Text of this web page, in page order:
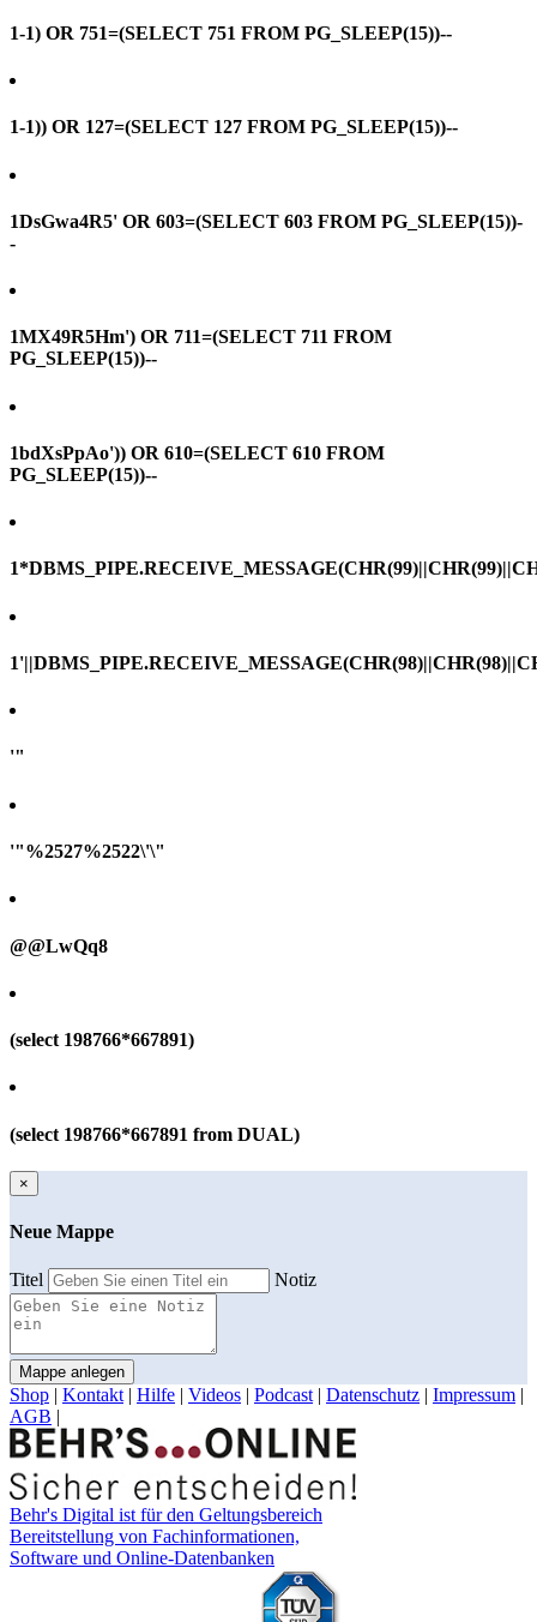
1-1) OR 751=(SELECT 751 FROM PG_SLEEP(15))--
1-1)) OR 127=(SELECT 127 FROM PG_SLEEP(15))--
1DsGwa4R5' OR 603=(SELECT 603 FROM PG_SLEEP(15))-
-
1MX49R5Hm') OR 711=(SELECT 711 FROM
PG_SLEEP(15))--
1bdXsPpAo')) OR 610=(SELECT 610 FROM
PG_SLEEP(15))--
'"
'"%2527%2522\'\"
@@LwQq8
(select 198766*667891)
(select 198766*667891 from DUAL)
×
Neue Mappe
Titel Notiz
Mappe anlegen
Shop | Kontakt | Hilfe | Videos | Podcast | Datenschutz | Impressum |
AGB |
Behr's Digital ist für den Geltungsbereich
Bereitstellung von Fachinformationen,
Software und Online-Datenbanken